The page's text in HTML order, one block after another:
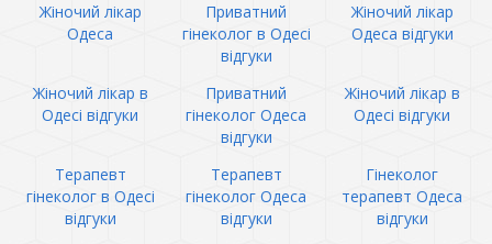
Жіночий лікар
Одеса
Приватний
гінеколог в Одесі
відгуки
Жіночий лікар
Одеса відгуки
Жіночий лікар в
Одесі відгуки
Приватний
гінеколог Одеса
відгуки
Жіночий лікар в
Одесі відгуки
Терапевт
гінеколог в Одесі
відгуки
Терапевт
гінеколог Одеса
відгуки
Гінеколог
терапевт Одеса
відгуки